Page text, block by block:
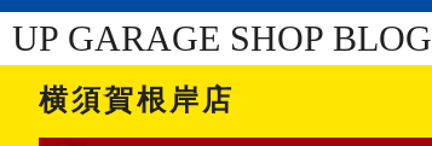
UP GARAGE SHOP BLOG
横須賀根岸店